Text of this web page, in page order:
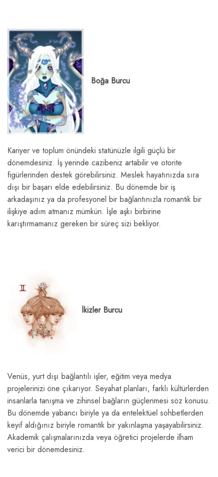
Boğa Burcu
Kariyer ve toplum önündeki statünüzle ilgili güçlü bir
dönemdesiniz. İş yerinde cazibeniz artabilir ve otorite
figürlerinden destek görebilirsiniz. Meslek hayatınızda sıra
dışı bir başarı elde edebilirsiniz. Bu dönemde bir iş
arkadaşınız ya da profesyonel bir bağlantınızla romantik bir
ilişkiye adım atmanız mümkün. İşle aşkı birbirine
karıştırmamanız gereken bir süreç sizi bekliyor.
İkizler Burcu
Venüs, yurt dışı bağlantılı işler, eğitim veya medya
projelerinizi öne çıkarıyor. Seyahat planları, farklı kültürlerden
insanlarla tanışma ve zihinsel bağların güçlenmesi söz konusu.
Bu dönemde yabancı biriyle ya da entelektüel sohbetlerden
keyif aldığınız biriyle romantik bir yakınlaşma yaşayabilirsiniz.
Akademik çalışmalarınızda veya öğretici projelerde ilham
verici bir dönemdesiniz.